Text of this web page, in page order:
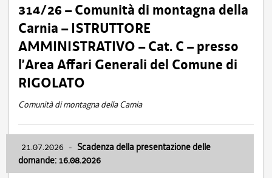
314/26 – Comunità di montagna della
Carnia – ISTRUTTORE
AMMINISTRATIVO – Cat. C – presso
l’Area Affari Generali del Comune di
RIGOLATO
Comunità di montagna della Carnia
21.07.2026 - Scadenza della presentazione delle
domande: 16.08.2026